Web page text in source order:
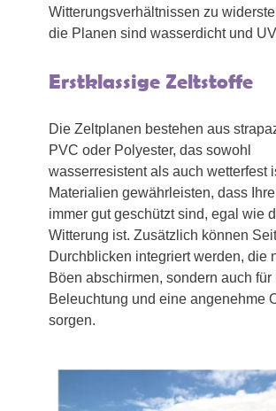
Witterungsverhältnissen zu
die Planen sind wasserdicht und
Erstklassige Zeltstoffe
Die Zeltplanen bestehen aus
PVC oder Polyester, das sowohl
wasserresistent als auch wetterfest
Materialien gewährleisten, dass
immer gut geschützt sind, egal wie
Witterung ist. Zusätzlich können
Durchblicken integriert werden, die
Böen abschirmen, sondern auch für
Beleuchtung und eine angenehme
sorgen.